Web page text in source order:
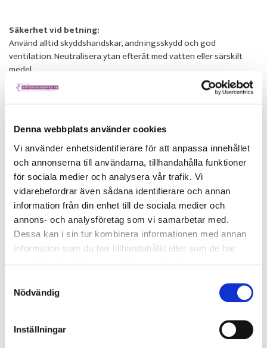
Denna webbplats använder cookies
Vi använder enhetsidentifierare för att anpassa innehållet
och annonserna till användarna, tillhandahålla funktioner
för sociala medier och analysera vår trafik. Vi
vidarebefordrar även sådana identifierare och annan
information från din enhet till de sociala medier och
annons- och analysföretag som vi samarbetar med.
Dessa kan i sin tur kombinera informationen med annan
information som du har tillhandahållit eller som de har
Nödvändig
Inställningar
Säkerhet vid betning:
Använd alltid skyddshandskar, andningsskydd och god
ventilation. Neutralisera ytan efteråt med vatten eller särskilt
medel.
Elektrolytisk betning – snabbare och renare
Till skillnad från vanlig betning sker elektrolytisk betning med
kontrollerad och miljövänlig process som används för:
Precisionsrengöring av svetsskarvar
Processutrustning i livsmedel-, läkemedel- och kemisk
industri
Förbehandling inför elektropolering
OBS:Elektrolytisk betningersätter inte mekanisk polering om
slutfinish och glans är målet – men är ett utmärkt förberedande
steg i krävande applikationer.
Vanliga frågor – FAQ
Det går i nödfall, men rekommenderas inte. Använd metallpolish.